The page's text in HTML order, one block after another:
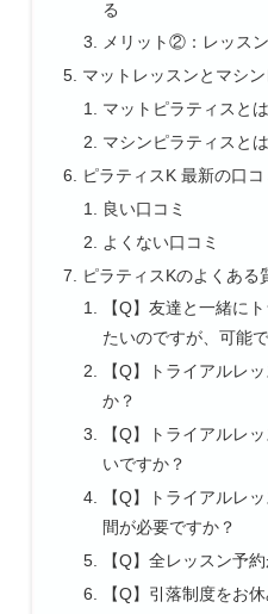
る
メリット②：レッス
マットレッスンとマシ
マットピラティスとは
マシンピラティスとは
ピラティスK 最新の口コ
良い口コミ
よくない口コミ
ピラティスKのよくある
【Q】友達と一緒に
たいのですが、可能
【Q】トライアルレ
か？
【Q】トライアルレ
いですか？
【Q】トライアルレ
間が必要ですか？
【Q】全レッスン予
【Q】引落制度をお